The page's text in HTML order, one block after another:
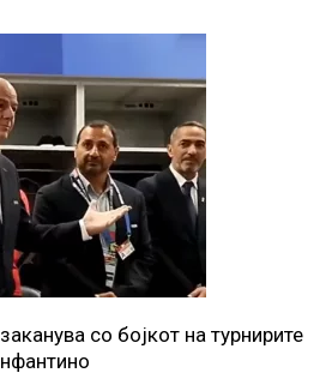
со бојкот на турнирите